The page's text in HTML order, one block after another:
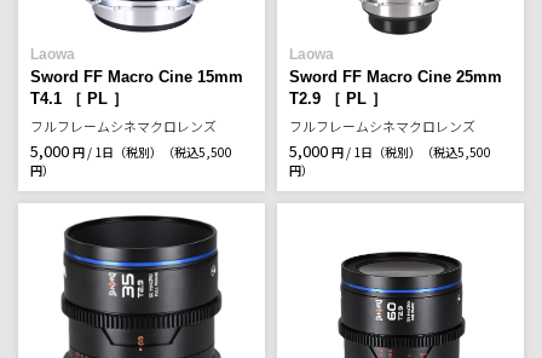
Laowa
Sword FF Macro Cine 15mm
T4.1 ［ PL ］
フルフレームシネマクロレンズ
5,000 円 / 1日（税別）
（税込5,500
円）
Laowa
Sword FF Macro Cine 25mm
T2.9 ［ PL ］
フルフレームシネマクロレンズ
5,000 円 / 1日（税別）
（税込5,500
円）